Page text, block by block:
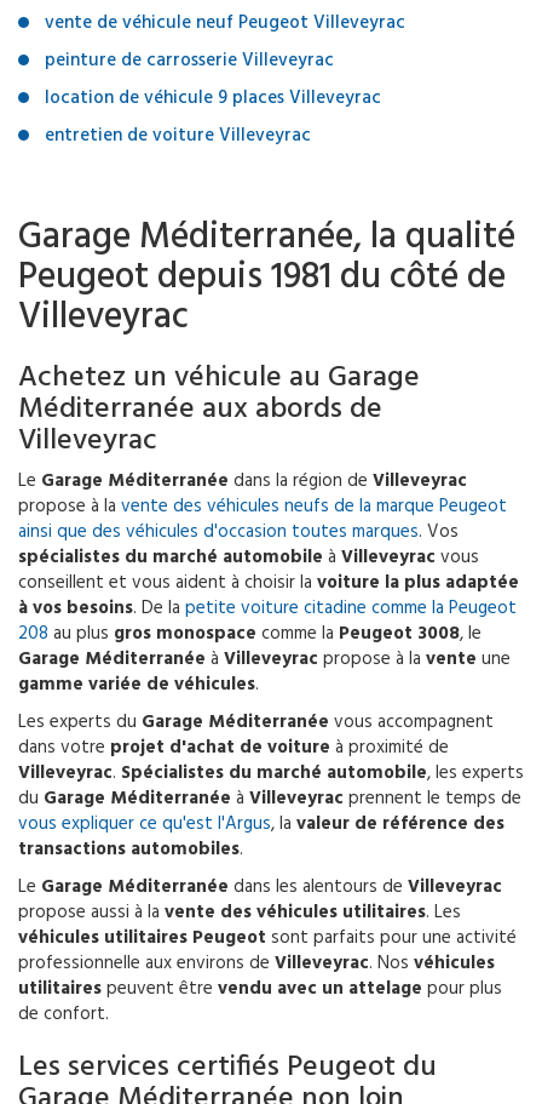
vente de véhicule neuf Peugeot Villeveyrac
peinture de carrosserie Villeveyrac
location de véhicule 9 places Villeveyrac
entretien de voiture Villeveyrac
Garage Méditerranée, la qualité
Peugeot depuis 1981 du côté de
Villeveyrac
Achetez un véhicule au Garage
Méditerranée aux abords de
Villeveyrac
Le Garage Méditerranée dans la région de Villeveyrac
propose à la vente des véhicules neufs de la marque Peugeot
ainsi que des véhicules d'occasion toutes marques. Vos
spécialistes du marché automobile à Villeveyrac vous
conseillent et vous aident à choisir la voiture la plus adaptée
à vos besoins. De la petite voiture citadine comme la Peugeot
208 au plus gros monospace comme la Peugeot 3008, le
Garage Méditerranée à Villeveyrac propose à la vente une
gamme variée de véhicules.
Les experts du Garage Méditerranée vous accompagnent
dans votre projet d'achat de voiture à proximité de
Villeveyrac. Spécialistes du marché automobile, les experts
du Garage Méditerranée à Villeveyrac prennent le temps de
vous expliquer ce qu'est l'Argus, la valeur de référence des
transactions automobiles.
Le Garage Méditerranée dans les alentours de Villeveyrac
propose aussi à la vente des véhicules utilitaires. Les
véhicules utilitaires Peugeot sont parfaits pour une activité
professionnelle aux environs de Villeveyrac. Nos véhicules
utilitairespeuvent être vendu avec un attelage pour plus
de confort.
Les services certifiés Peugeot du